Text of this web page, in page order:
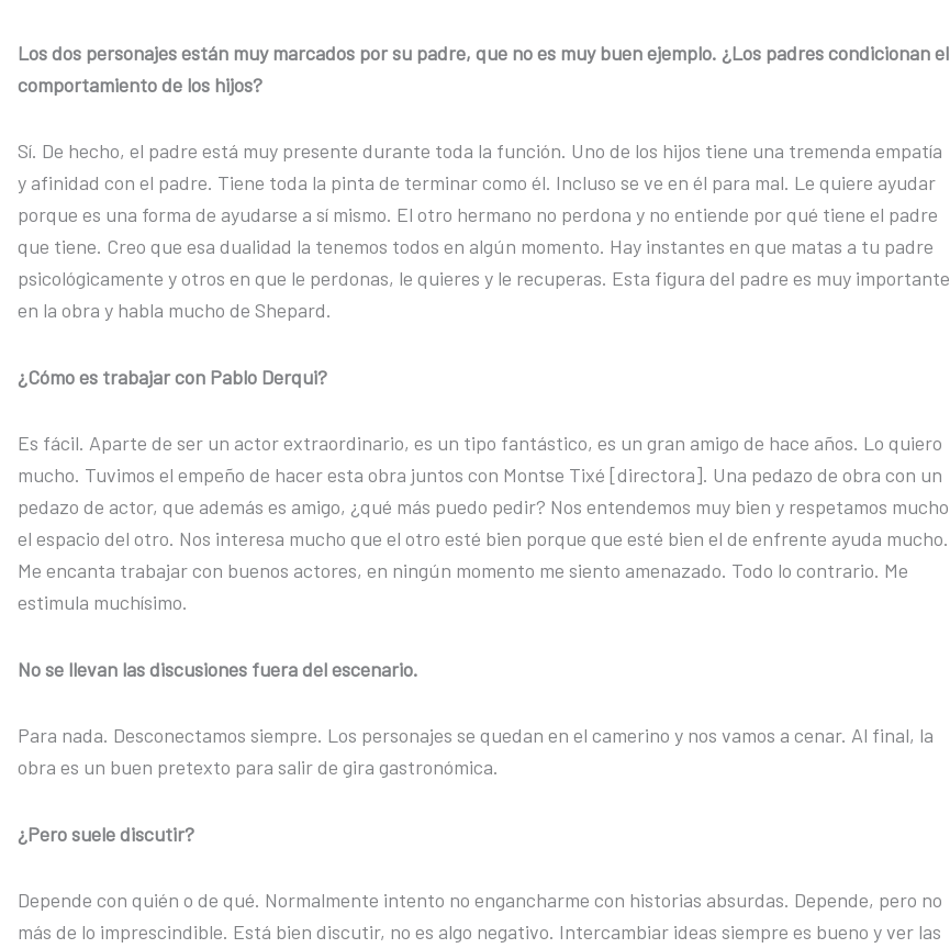
Los dos personajes están muy marcados por su padre, que no es muy buen ejemplo. ¿Los padres condicionan el
comportamiento de los hijos?
Sí. De hecho, el padre está muy presente durante toda la función. Uno de los hijos tiene una tremenda empatía
y afinidad con el padre. Tiene toda la pinta de terminar como él. Incluso se ve en él para mal. Le quiere ayudar
porque es una forma de ayudarse a sí mismo. El otro hermano no perdona y no entiende por qué tiene el padre
que tiene. Creo que esa dualidad la tenemos todos en algún momento. Hay instantes en que matas a tu padre
psicológicamente y otros en que le perdonas, le quieres y le recuperas. Esta figura del padre es muy importante
en la obra y habla mucho de Shepard.
¿Cómo es trabajar con Pablo Derqui?
Es fácil. Aparte de ser un actor extraordinario, es un tipo fantástico, es un gran amigo de hace años. Lo quiero
mucho. Tuvimos el empeño de hacer esta obra juntos con Montse Tixé [directora]. Una pedazo de obra con un
pedazo de actor, que además es amigo, ¿qué más puedo pedir? Nos entendemos muy bien y respetamos mucho
el espacio del otro. Nos interesa mucho que el otro esté bien porque que esté bien el de enfrente ayuda mucho.
Me encanta trabajar con buenos actores, en ningún momento me siento amenazado. Todo lo contrario. Me
estimula muchísimo.
No se llevan las discusiones fuera del escenario.
Para nada. Desconectamos siempre. Los personajes se quedan en el camerino y nos vamos a cenar. Al final, la
obra es un buen pretexto para salir de gira gastronómica.
¿Pero suele discutir?
Depende con quién o de qué. Normalmente intento no engancharme con historias absurdas. Depende, pero no
más de lo imprescindible. Está bien discutir, no es algo negativo. Intercambiar ideas siempre es bueno y ver las